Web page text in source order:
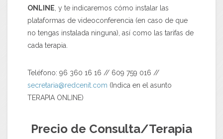
ONLINE , y te indicaremos cómo instalar las
plataformas de videoconferencia (en caso de que
no tengas instalada ninguna), así como las tarifas de
cada terapia.
Teléfono: 96 360 16 16 // 609 759 016 //
secretaria@redcenit.com (Indica en el asunto
TERAPIA ONLINE)
Precio de Consulta/Terapia